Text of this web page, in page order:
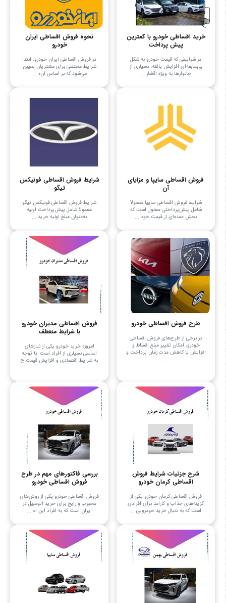
خرید اقساطی خودرو با کمترین
پیش پرداخت
در شرایطی که قیمت خودرو به شکل
بی‌سابقه‌ای افزایش یافته، بسیاری از
خانوارها به ویژه اقشار ...
نحوه فروش اقساطی ایران
خودرو
در فروش اقساطی ایران خودرو، ابتدا
شرایط مختلفی برای مشتریان تعیین
می‌شود که بر اساس آن‌ه ...
فروش اقساطی سایپا و مزایای
آن
شرایط فروش اقساطی سایپا معمولاً
شامل پیش‌پرداختی معقول است که
بخش عمده‌ای از قیمت خود ...
شرایط فروش اقساطی فونیکس
تیگو
شرایط فروش اقساطی فونیکس تیگو
معمولاً شامل پیش‌پرداخت اولیه
به‌عنوان مبلغ اولیه خرید ...
طرح فروش اقساطی خودرو
در برخی از طرح‌های فروش اقساطی
خودرو، امکان تغییر مبلغ اقساط و
افزایش یا کاهش مدت زمان پرداخت و
...
فروش اقساطی مدیران خودرو
با شرایط منعطف
امروزه خرید خودرو یکی از نیازهای
اساسی بسیاری از افراد است. با توجه
به شرایط اقتصادی و افزایش قیمت خ
...
شرح جزئیات شرایط فروش
اقساطی کرمان خودرو
فروش اقساطی کرمان خودرو یکی از
گزینه‌های جذاب و کارآمد برای افرادی
است که به دنبال خرید خودرویی ...
بررسی فاکتورهای مهم در طرح
فروش اقساطی خودرو
فروش اقساطی خودرو یکی از روش‌های
محبوب و رایج برای خرید اتومبیل در
ایران است که به افراد این ام ...